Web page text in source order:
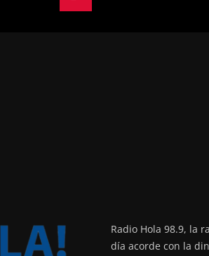
Radio Hola 98.9, la
día acorde con la